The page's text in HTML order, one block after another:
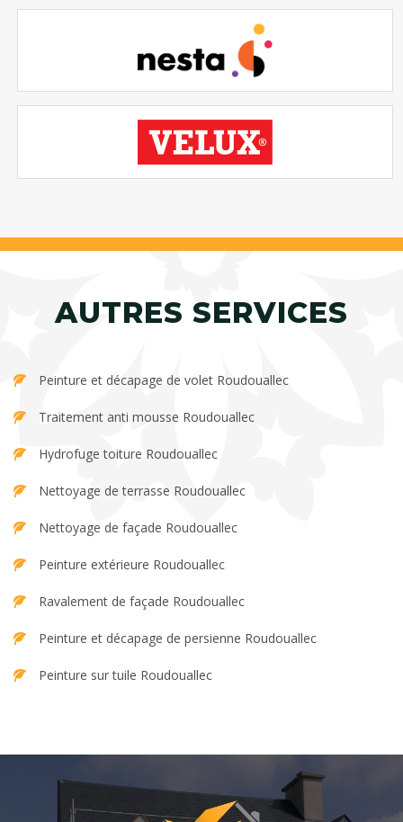
AUTRES SERVICES
Peinture et décapage de volet Roudouallec
Traitement anti mousse Roudouallec
Hydrofuge toiture Roudouallec
Nettoyage de terrasse Roudouallec
Nettoyage de façade Roudouallec
Peinture extérieure Roudouallec
Ravalement de façade Roudouallec
Peinture et décapage de persienne Roudouallec
Peinture sur tuile Roudouallec